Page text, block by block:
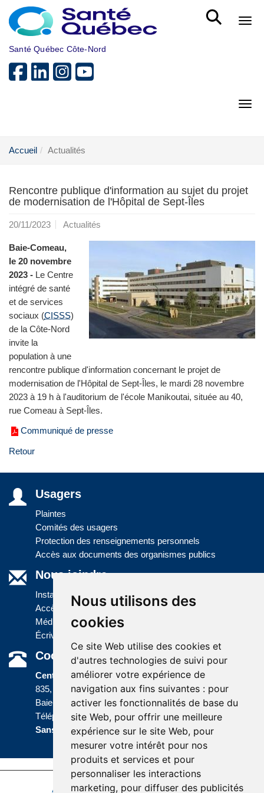
Nous utilisons des
cookies
Ce site Web utilise des cookies et
d'autres technologies de suivi pour
améliorer votre expérience de
navigation aux fins suivantes : pour
activer les fonctionnalités de base du
site Web, pour offrir une meilleure
expérience sur le site Web, pour
mesurer votre intérêt pour nos
produits et services et pour
personnaliser les interactions
marketing, pour diffuser des publicités
Aller au menu principal
Santé Québec Côte-Nord
Accueil Actualités
Rencontre publique d'information au sujet du projet
de modernisation de l'Hôpital de Sept-Îles
20/11/2023 Actualités
Baie-Comeau,
le 20 novembre
2023 - Le Centre
intégré de santé
et de services
sociaux (CISSS)
de la Côte‑Nord
invite la
population à une
rencontre publique d'information concernant le projet de
modernisation de l'Hôpital de Sept-Îles, le mardi 28 novembre
2023 à 19 h à l'auditorium de l'école Manikoutai, située au 40,
rue Comeau à Sept-Îles.
Communiqué de presse
Retour
Usagers
Plaintes
Comités des usagers
Protection des renseignements personnels
Accès aux documents des organismes publics
Nous joindre
Installations
Accès à l'information
Médias
Écrivez-nous
Coordonnées
Centre administratif
835, boulevard Jolliet
Baie-Comeau (Québec) G5C 1P5
Téléphone :418 589-9845 ou
Sans frais : 1 800 463-5142
Accessibilité Plan du site Politique de confidentialité